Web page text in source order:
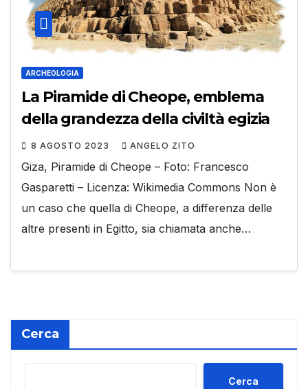
ARCHEOLOGIA
La Piramide di Cheope, emblema
della grandezza della civiltà egizia
8 AGOSTO 2023 ANGELO ZITO
Giza, Piramide di Cheope – Foto: Francesco
Gasparetti – Licenza: Wikimedia Commons Non è
un caso che quella di Cheope, a differenza delle
altre presenti in Egitto, sia chiamata anche…
Cerca
Cerca